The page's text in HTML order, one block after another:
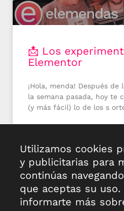
📩 Los
Elementor
¡Hola, menda! Después
la semana pasada, hoy te
(y más fácil) lo de los s
23 de diciembre de 2020 No
« Anterior 1 2 3
Utilizamos cookies
y publicitarias para
continúas
que aceptas su uso.
informarte más